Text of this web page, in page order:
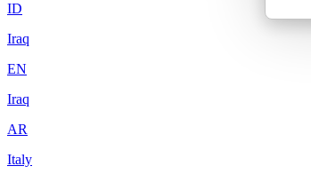
ID
Iraq
EN
Iraq
AR
Italy